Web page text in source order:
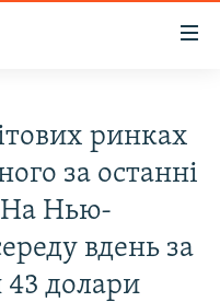
ринках
за останні
На Нью-
вдень за
43 долари